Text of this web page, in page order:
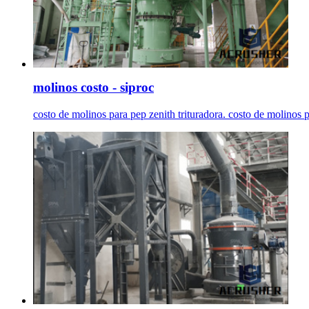
molinos costo - siproc
costo de molinos para pep zenith trituradora. costo de